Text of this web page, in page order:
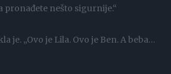
pronađete nešto sigurnije.“
je. „Ovo je Lila. Ovo je Ben. A beba…